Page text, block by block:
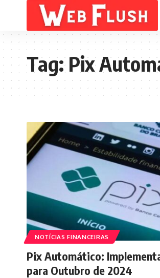
Tag:Pix
NOTÍCIAS FINANCEIRAS
Pix Automático:
para Outubro de 2024